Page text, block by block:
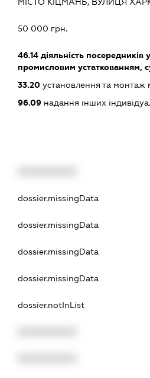
МІСТО КІЦМАНЬ, ВУЛИЦЯ
50 000 грн.
46.14 діяльність посередників
промисловим устаткованням,
33.20 установлення та монтаж
96.09 надання інших
dossier.missingData
dossier.missingData
dossier.missingData
dossier.missingData
dossier.notInList